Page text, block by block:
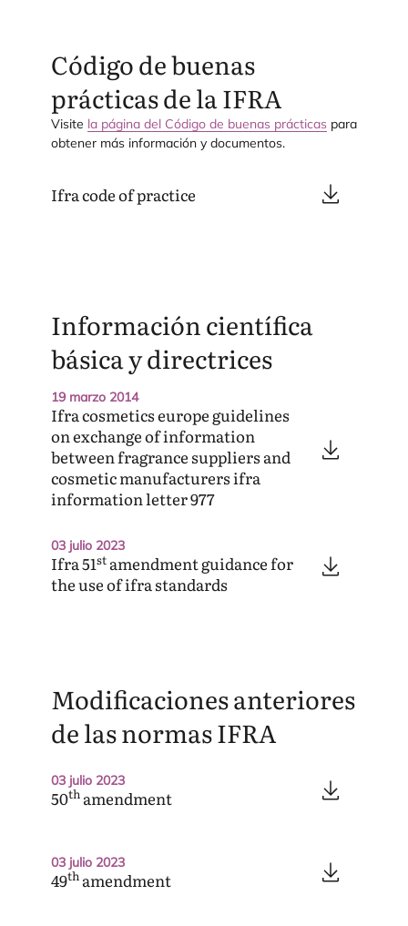
Código de buenas
prácticas de laIFRA
Visi­te la pági­na del Códi­go de bue­nas prác­ti­cas para
obte­ner más infor­ma­ción y documentos.
Ifra code of practice
Información científica
básica y directrices
19 marzo 2014
Ifra cosmetics europe guidelines
on exchange of information
between fragrance suppliers and
cosmetic manufacturers ifra
information letter977
03 julio 2023
Ifra51st amendment guidance for
the use of ifra standards
Modificaciones anteriores
de las normasIFRA
03 julio 2023
50th amendment
03 julio 2023
49th amendment